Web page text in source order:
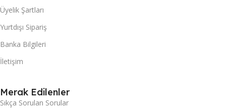
Üyelik Şartları
Yurtdışı Sipariş
Banka Bilgileri
İletişim
Merak Edilenler
Sıkça Sorulan Sorular